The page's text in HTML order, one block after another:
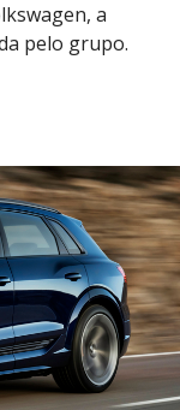
a
pelo grupo.